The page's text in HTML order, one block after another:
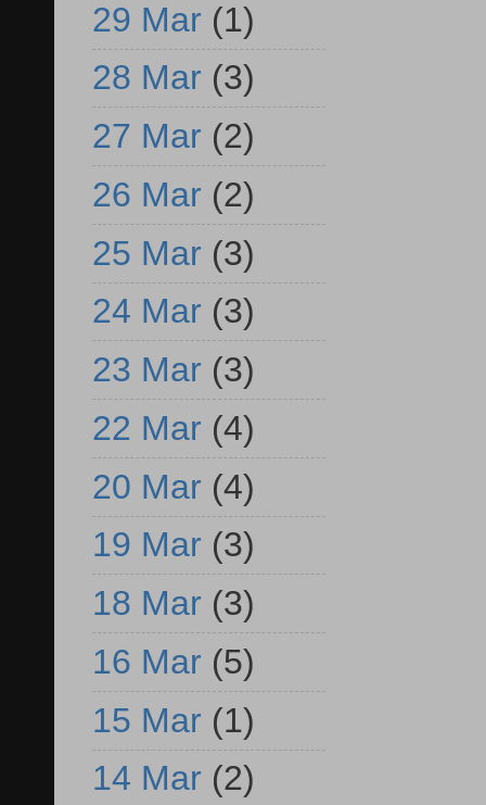
29 Mar (1)
28 Mar (3)
27 Mar (2)
26 Mar (2)
25 Mar (3)
24 Mar (3)
23 Mar (3)
22 Mar (4)
20 Mar (4)
19 Mar (3)
18 Mar (3)
16 Mar (5)
15 Mar (1)
14 Mar (2)